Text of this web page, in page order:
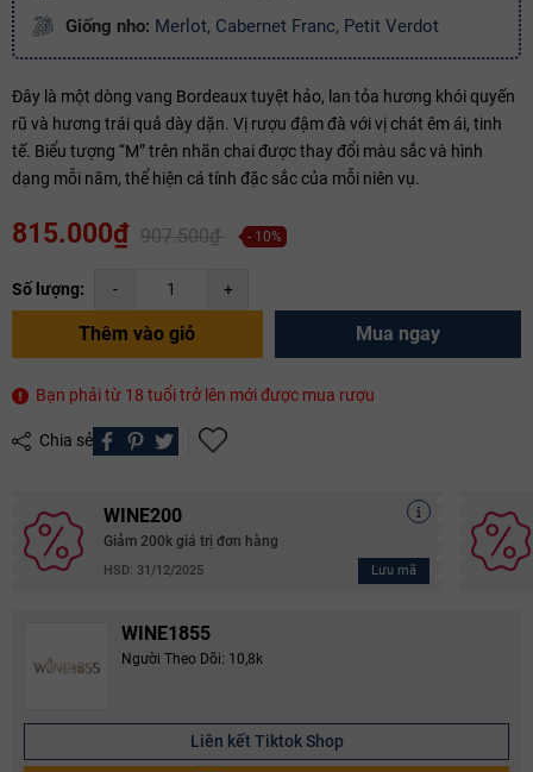
Giống nho: Merlot, Cabernet Franc, Petit Verdot
Đây là một dòng vang Bordeaux tuyệt hảo, lan tỏa hương khói quyến
rũ và hương trái quả dày dặn. Vị rượu đậm đà với vị chát êm ái, tinh
tế. Biểu tượng “M” trên nhãn chai được thay đổi màu sắc và hình
dạng mỗi năm, thể hiện cá tính đặc sắc của mỗi niên vụ.
815.000₫ 907.500₫ - 10%
Số lượng: - +
Thêm vào giỏ Mua ngay
Bạn phải từ 18 tuổi trở lên mới được mua rượu
Chia sẻ
WINE200
Giảm 200k giá trị đơn hàng
HSD: 31/12/2025 Lưu mã
WINE1855
Người Theo Dõi: 10,8k
Liên kết Tiktok Shop